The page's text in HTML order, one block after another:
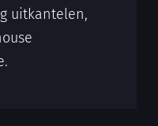
uitkantelen,